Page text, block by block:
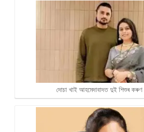
দোচা খাই আহমেদাবাদত দুই শিশুৰ